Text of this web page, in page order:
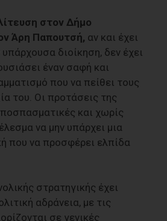
στον Δήμο
Άρη Παπουτσή, αν και έχει
υπάρχουσα διοίκηση, δεν έχει
έναν σαφή και
που να πείθει τους
του. Οι προτάσεις της
και χωρίς
να μην υπάρχει μια
που να προσφέρει ελπίδα
στρατηγικής έχει
αδράνεια, με τις
σε γενικές